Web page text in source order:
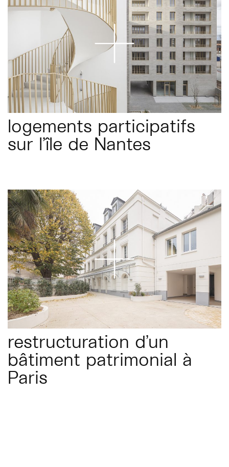
logements participatifs
sur l’île de Nantes
restructuration d’un
bâtiment patrimonial à
Paris